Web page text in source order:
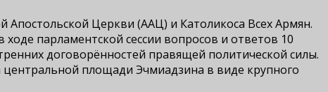
Церкви (ААЦ) и Католикоса Всех Армян.
парламентской сессии вопросов и ответов 10
договорённостей правящей политической силы.
площади Эчмиадзина в виде крупного